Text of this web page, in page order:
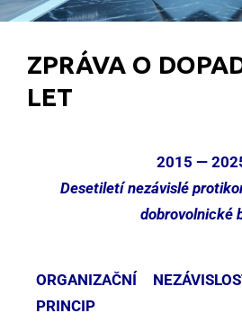
ZPRÁVA O
LET
2015 —
Desetiletí nezávislé
dobrovolnické
ORGANIZAČNÍ
PRINCIP